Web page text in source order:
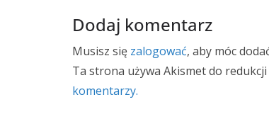
Dodaj komentarz
Musisz się zalogować, aby móc
Ta strona używa Akismet do redukcji
komentarzy.